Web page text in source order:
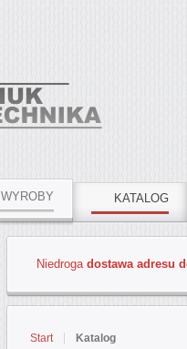
WYROBY KATALOG
Niedroga dostawa adresu
Start Katalog